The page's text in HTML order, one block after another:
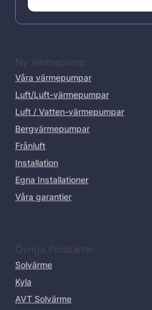
Ny Värmepump
Våra värmepumpar
Luft/Luft-värmepumpar
Luft / Vatten-värmepumpar
Bergvärmepumpar
Frånluft
Installation
Egna Installationer
Våra garantier
Övriga Produkter
Solvärme
Kyla
AVT Solvärme